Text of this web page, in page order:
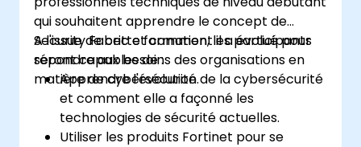
qui souhaitent apprendre le concept de
Security Fabric et comment il a évolué pour
répondre aux besoins des organisations en
matière de cybersécurité.
A l'issue de cette formation, les participants
seront capables de :
Apprendre l'évolution de la cybersécurité
et comment elle a façonné les
technologies de sécurité actuelles.
Utiliser les produits Fortinet pour se